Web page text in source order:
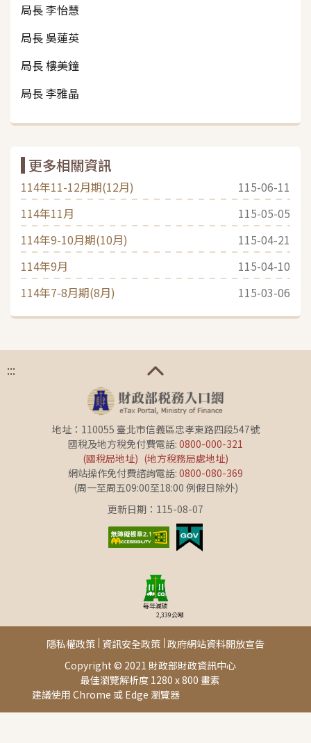
局長 李怡慧
局長 吳蓮英
局長 樓美鐘
局長 李雅晶
更多相關資訊
114年11-12月期(12月)
115-06-11
114年11月
115-05-05
114年9-10月期(10月)
115-04-21
114年9月
115-04-10
114年7-8月期(8月)
115-03-06
:::
地址：110055 臺北市信義區忠孝東路四段547號
國稅及地方稅免付費電話: 0800-000-321
(國稅局地址) (地方稅務局處地址)
網站操作免付費諮詢電話: 0800-080-369
(周一至周五09:00至18:00 例假日除外)
更新日期：115-08-07
每年減碳
2,339公噸
Copyright © 2021 財政部財政資訊中心
最佳瀏覽解析度 1280 x 800 畫素
建議使用 Chrome 或 Edge 瀏覽器此頁面由[AP02]提供
隱私權政策 資訊安全政策 政府網站資料開放宣告